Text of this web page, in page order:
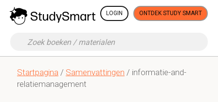
LOGIN ONTDEK STUDY SMART
Startpagina / Samenvattingen / informatie-and-
relatiemanagement